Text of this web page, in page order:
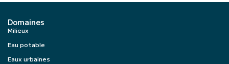
Domaines
Milieux
Eau potable
Eaux urbaines